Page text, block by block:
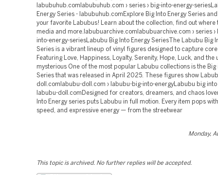
labubuhub.comlabubuhub.com › series › big-into-energy-
Energy Series - labubuhub.comExplore Big Into Energy Series
your favorite Labubus! Learn about the collection, find out where
media and more.labubuarchive.comlabubuarchive.com › series ›
into-energy-seriesLabubu Big Into Energy SeriesThe Labubu Big
Series is a vibrant lineup of vinyl figures designed to capture
Featuring Love, Happiness, Loyalty, Serenity, Hope, Luck, and the
mysterious One of the most popular Labubu collections is the Big
Series that was released in April 2025. These figures show
doll.comlabubu-doll.com › labubu-big-into-energyLabubu big into
labubu-doll.comDesigned for creators, dreamers, and chaos
Into Energy series puts Labubu in full motion. Every item pops
speed, and expressive energy — from the streetwear
Monday,
This topic is archived. No further replies will be accepted.